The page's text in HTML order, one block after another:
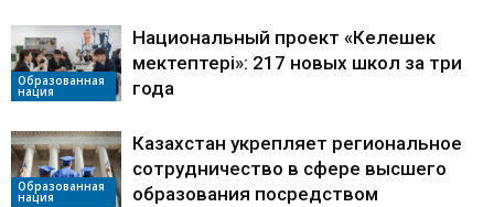
Образованная
нация
Национальный проект «Келешек
мектептері»: 217 новых школ за три
года
Образованная
нация
Казахстан укрепляет региональное
сотрудничество в сфере высшего
образования посредством